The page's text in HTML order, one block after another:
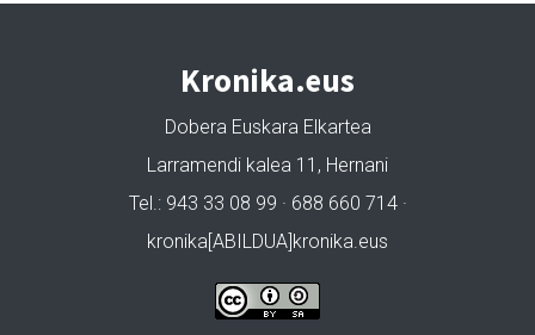
Kronika.eus
Dobera Euskara Elkartea
Larramendi kalea 11, Hernani
Tel.: 943 33 08 99 · 688 660 714 ·
kronika[ABILDUA]kronika.eus